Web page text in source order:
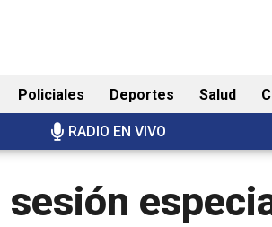
Policiales Deportes Salud
RADIO EN VIVO